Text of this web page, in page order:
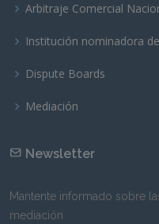
Arbitraje Comercial
Institución nominadora
Dispute Boards
Mediación
Newsletter
Mantente informado sobre
mediación